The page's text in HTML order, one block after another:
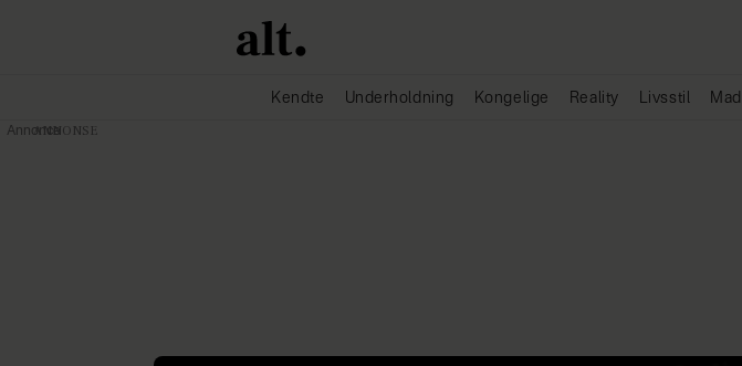
Kendte Underholdning Kongelige Reality Livsstil Mad
Annonce